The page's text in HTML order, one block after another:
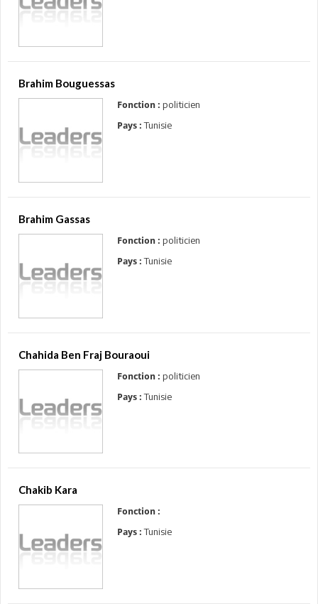
Brahim Bouguessas
Fonction : politicien
Pays : Tunisie
Brahim Gassas
Fonction : politicien
Pays : Tunisie
Chahida Ben Fraj Bouraoui
Fonction : politicien
Pays : Tunisie
Chakib Kara
Fonction :
Pays : Tunisie